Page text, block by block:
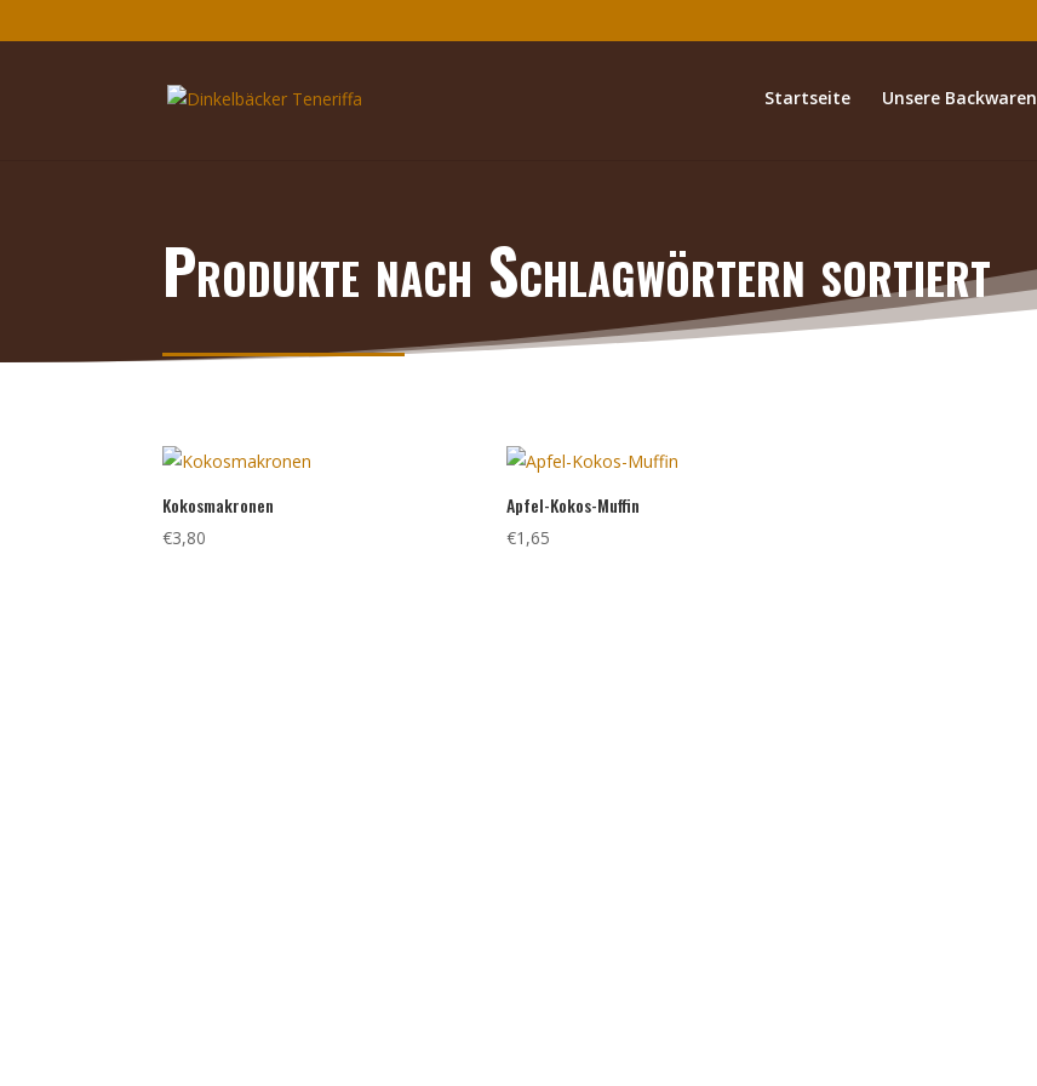
Startseite Unsere Backwaren
Produkte nach Schlagwörtern sortiert
Kokosmakronen
€3,80
Apfel-Kokos-Muffin
€1,65